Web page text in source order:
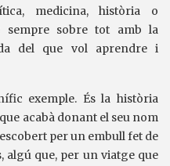
medicina, història o
sempre sobre tot amb la
del que vol aprendre i
exemple. És la història
acabà donant el seu nom
per un embull fet de
algú que, per un viatge que